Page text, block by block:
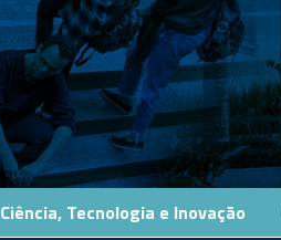
Ciência, Tecnologia e Inovação